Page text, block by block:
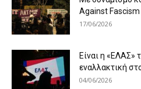
Against
17/06/2026
Είναι η «ΕΛΑΣ»
εναλλακτική
04/06/2026